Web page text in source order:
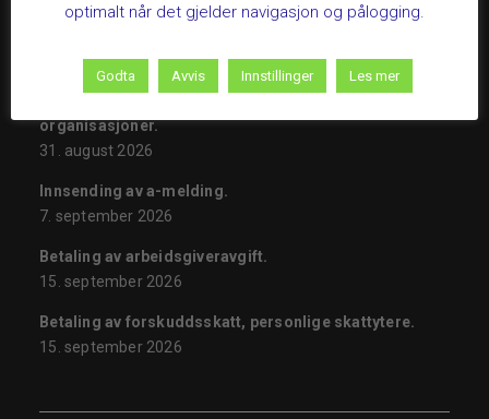
sosialboliger, slik at kommunen sikrer riktig behandling
12:00Les mer og meld på her
organisasjoner.
31. august 2026
Innsending av a-melding.
7. september 2026
Betaling av arbeidsgiveravgift.
15. september 2026
Betaling av forskuddsskatt, personlige skattytere.
15. september 2026
optimalt når det gjelder navigasjon og pålogging.
Godta Avvis Innstillinger Les mer